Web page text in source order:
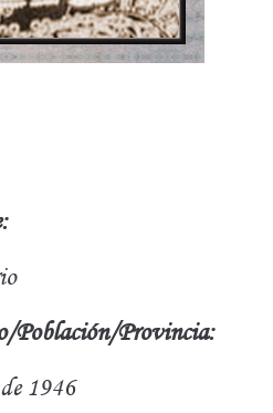
Población/Provincia:
1946